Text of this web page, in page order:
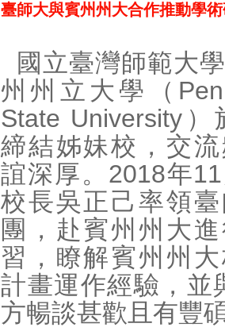
臺師大與賓州州大合作推動學
國立臺灣師範大
州州立大學（
State University）
締結姊妹校，交
誼深厚。2018年
校長吳正己率領
團，赴賓州州大
習，瞭解賓州州
計畫運作經驗，並
方暢談甚歡且有豐